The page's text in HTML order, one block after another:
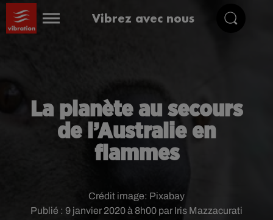
Vibrez avec nous
La planète au secours
de l’Australie en
flammes
Publié : 9 janvier 2020 à 8h00 par Iris Mazzacurati
Crédit image: Pixabay